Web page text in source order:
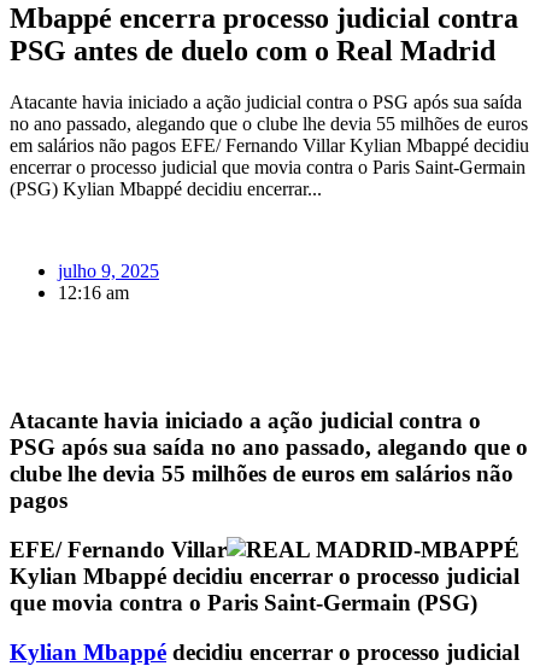
Mbappé encerra processo judicial contra
PSG antes de duelo com o Real Madrid
Atacante havia iniciado a ação judicial contra o PSG após sua saída
no ano passado, alegando que o clube lhe devia 55 milhões de euros
em salários não pagos EFE/ Fernando Villar Kylian Mbappé decidiu
encerrar o processo judicial que movia contra o Paris Saint-Germain
(PSG) Kylian Mbappé decidiu encerrar...
julho 9, 2025
12:16 am
Atacante havia iniciado a ação judicial contra o
PSG após sua saída no ano passado, alegando que o
clube lhe devia 55 milhões de euros em salários não
pagos
EFE/ Fernando Villar
Kylian Mbappé decidiu encerrar o processo judicial
que movia contra o Paris Saint-Germain (PSG)
Kylian Mbappé decidiu encerrar o processo judicial